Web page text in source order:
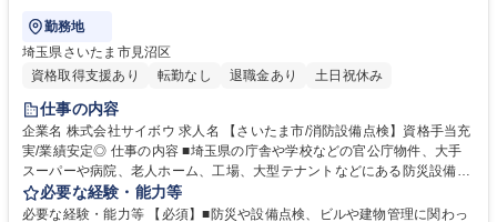
勤務地
埼玉県さいたま市見沼区
資格取得支援あり
転勤なし 退職金あり 土日祝休み
仕事の内容
企業名 株式会社サイボウ 求人名 【さいたま市/消防設備点検】資格手当充
実/業績安定◎ 仕事の内容 ■埼玉県の庁舎や学校などの官公庁物件、大手
スーパーや病院、老人ホーム、工場、大型テナントなどにある防災設備
(消防点検、感知器等)のメンテナンス。埼玉県の企業様がメインで、点検
エリアは関東全域。 【詳細】消防設備メンテナンス、PC入力や報告書作
必要な経験・能力等
必要な経験・能力等 【必須】■防災や設備点検、ビルや建物管理に関わっ